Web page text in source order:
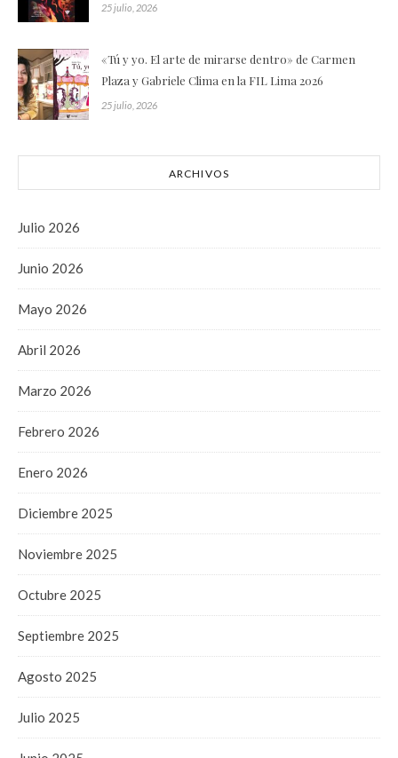
25 julio, 2026
«Tú y yo. El arte de mirarse dentro» de Carmen
Plaza y Gabriele Clima en la FIL Lima 2026
25 julio, 2026
ARCHIVOS
Julio 2026
Junio 2026
Mayo 2026
Abril 2026
Marzo 2026
Febrero 2026
Enero 2026
Diciembre 2025
Noviembre 2025
Octubre 2025
Septiembre 2025
Agosto 2025
Julio 2025